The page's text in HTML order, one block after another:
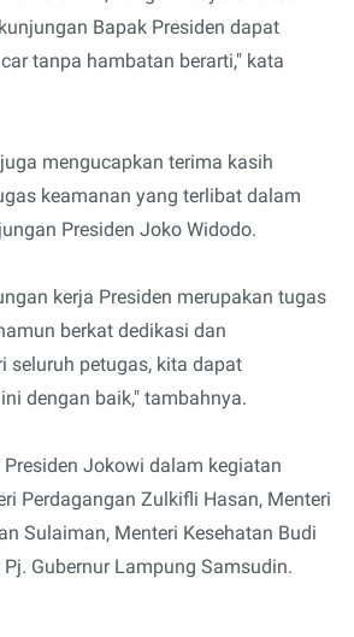
Bapak Presiden dapat
tanpa hambatan berarti," kata
mengucapkan terima kasih
keamanan yang terlibat dalam
Presiden Joko Widodo.
kerja Presiden merupakan tugas
berkat dedikasi dan
seluruh petugas, kita dapat
dengan baik," tambahnya.
Jokowi dalam kegiatan
Perdagangan Zulkifli Hasan, Menteri
Sulaiman, Menteri Kesehatan Budi
Gubernur Lampung Samsudin.